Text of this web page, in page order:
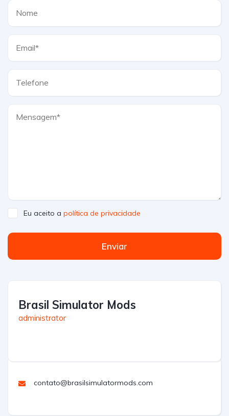
Eu aceito a política de privacidade
Enviar
Brasil Simulator Mods
administrator
contato@brasilsimulatormods.com